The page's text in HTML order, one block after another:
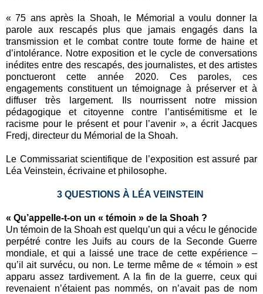
« 75 ans après la Shoah, le Mémorial a voulu donner la
parole aux rescapés plus que jamais engagés dans la
transmission et le combat contre toute forme de haine et
d’intolérance. Notre exposition et le cycle de conversations
inédites entre des rescapés, des journalistes, et des artistes
ponctueront cette année 2020. Ces paroles, ces
engagements constituent un témoignage à préserver et à
diffuser très largement. Ils nourrissent notre mission
pédagogique et citoyenne contre l’antisémitisme et le
racisme pour le présent et pour l’avenir », a écrit Jacques
Fredj, directeur du Mémorial de la Shoah.
Le Commissariat scientifique de l’exposition est assuré par
Léa Veinstein, écrivaine et philosophe.
3 QUESTIONS À LÉA VEINSTEIN
« Qu’appelle-t-on un « témoin » de la Shoah ?
Un témoin de la Shoah est quelqu’un qui a vécu le génocide
perpétré contre les Juifs au cours de la Seconde Guerre
mondiale, et qui a laissé une trace de cette expérience –
qu’il ait survécu, ou non. Le terme même de « témoin » est
apparu assez tardivement. A la fin de la guerre, ceux qui
revenaient n’étaient pas nommés, on n’avait pas de nom